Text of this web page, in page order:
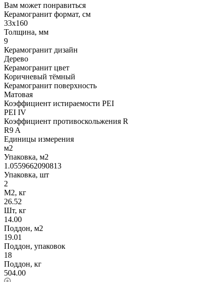
Вам может понравиться
Керамогранит формат, см
33х160
Толщина, мм
9
Керамогранит дизайн
Дерево
Керамогранит цвет
Коричневый тёмный
Керамогранит поверхность
Матовая
Коэффициент истираемости PEI
PEI IV
Коэффициент противоскольжения R
R9 A
Единицы измерения
м2
Упаковка, м2
1.0559662090813
Упаковка, шт
2
М2, кг
26.52
Шт, кг
14.00
Поддон, м2
19.01
Поддон, упаковок
18
Поддон, кг
504.00